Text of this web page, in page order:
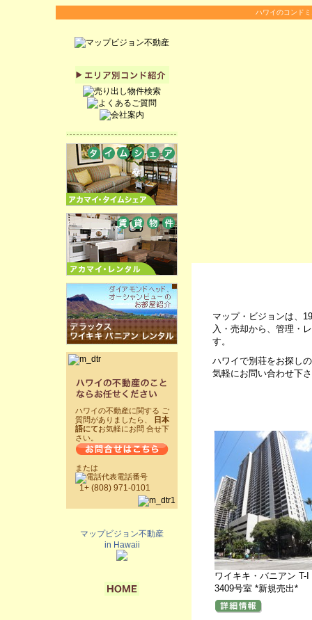
ハワイのコンド
ハワイの不動産に関する ご
質問がありましたら、
日本
語にてお気軽にお問 合せ下
さい。
または
代表電話番号
1+ (808) 971-0101
マップビジョン不動産
in Hawaii
マップ・ビジョンは、
入・売却から、管理・
す。
ハワイで別荘をお探し
気軽にお問い合わせ下
ワイキキ・バニアン T-I
3409号室 *新規売出*